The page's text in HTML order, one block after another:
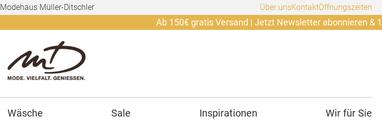
Modehaus Müller-Ditschler Über unsKontaktÖffnungszeiten
Ab 150€ gratis Versand | Jetzt Newsletter abonnieren & 10€
Wäsche Sale Inspirationen Wir für Sie